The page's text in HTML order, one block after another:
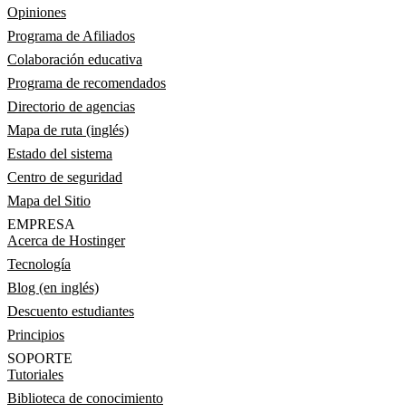
Opiniones
Programa de Afiliados
Colaboración educativa
Programa de recomendados
Directorio de agencias
Mapa de ruta (inglés)
Estado del sistema
Centro de seguridad
Mapa del Sitio
EMPRESA
Acerca de Hostinger
Tecnología
Blog (en inglés)
Descuento estudiantes
Principios
SOPORTE
Tutoriales
Biblioteca de conocimiento